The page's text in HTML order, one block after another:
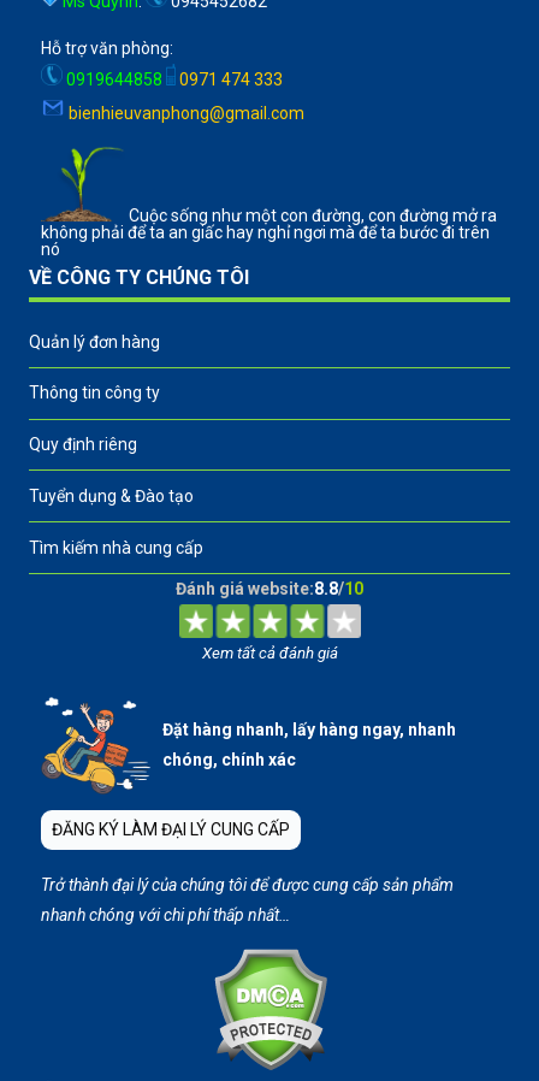
Hỗ trợ văn phòng:
0919644858
0971 474 333
bienhieuvanphong@gmail.com
Cuộc sống như một con đường, con đường mở ra
không phải để ta an giấc hay nghỉ ngơi mà để ta bước đi trên
nó
VỀ CÔNG TY CHÚNG TÔI
Quản lý đơn hàng
Thông tin công ty
Quy định riêng
Tuyển dụng & Đào tạo
Tìm kiếm nhà cung cấp
Đánh giá website:8.8/10
Xem tất cả đánh giá
Đặt hàng nhanh, lấy hàng ngay, nhanh
chóng, chính xác
ĐĂNG KÝ LÀM ĐẠI LÝ CUNG CẤP
Trở thành đại lý của chúng tôi để được cung cấp sản phẩm
nhanh chóng với chi phí thấp nhất…